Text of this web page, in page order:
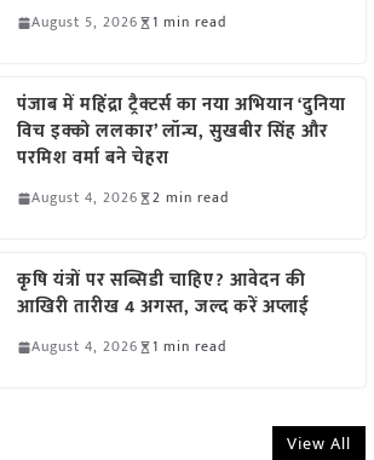
August 5, 2026 1 min read
पंजाब में महिंद्रा ट्रैक्टर्स का नया अभियान ‘दुनिया
विच इक्को ललकार’ लॉन्च, सुखबीर सिंह और
परमिश वर्मा बने चेहरा
August 4, 2026 2 min read
कृषि यंत्रों पर सब्सिडी चाहिए? आवेदन की
आखिरी तारीख 4 अगस्त, जल्द करें अप्लाई
August 4, 2026 1 min read
View All